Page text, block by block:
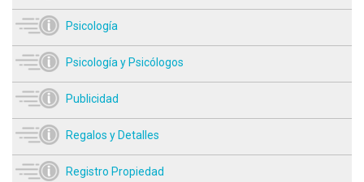
Psicología
Psicología y Psicólogos
Publicidad
Regalos y Detalles
Registro Propiedad